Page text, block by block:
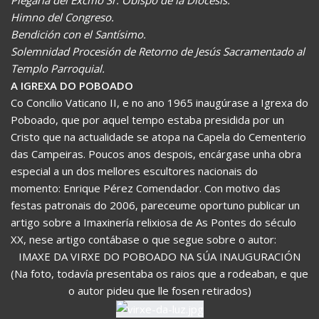
Himno del Congreso.
Bendición con el Santísimo.
Solemnidad Procesión de Retorno de Jesús Sacramentado al
Templo Parroquial.
A IGREXA DO POBOADO
Co Concilio Vaticano II, e no ano 1965 inaugúrase a Igrexa do
Poboado, que por aquel tempo estaba presidida por un
Cristo que na actualidade se atopa na Capela do Cementerio
das Campeiras. Poucos anos despois, encárgase unha obra
especial a un dos mellores escultores nacionais do
momento: Enrique Pérez Comendador. Con motivo das
festas patronais do 2006, pareceume oportuno publicar un
artigo sobre a Imaxinería relixiosa de As Pontes do século
XX, nese artigo contábase o que segue sobre o autor:
IMAXE DA VIRXE DO POBOADO NA SÚA INAUGURACIÓN
(Na foto, todavía presentaba os raios que a rodeaban, e que
o autor pideu que lle fosen retirados)